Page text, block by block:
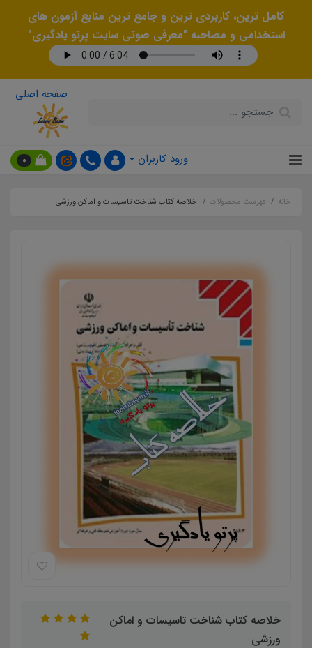
کامل ترین، کاربردی ترین و جامع ترین منابع آزمون های
استخدامی و مصاحبه "معرفی صوتی سایت پرتو یادگیری"
صفحه اصلی
ورود کاربران 0
خانه فهرست محصولات خلاصه کتاب شناخت تاسیسات و اماکن ورزشی
خلاصه کتاب شناخت تاسیسات و اماکن
ورزشی